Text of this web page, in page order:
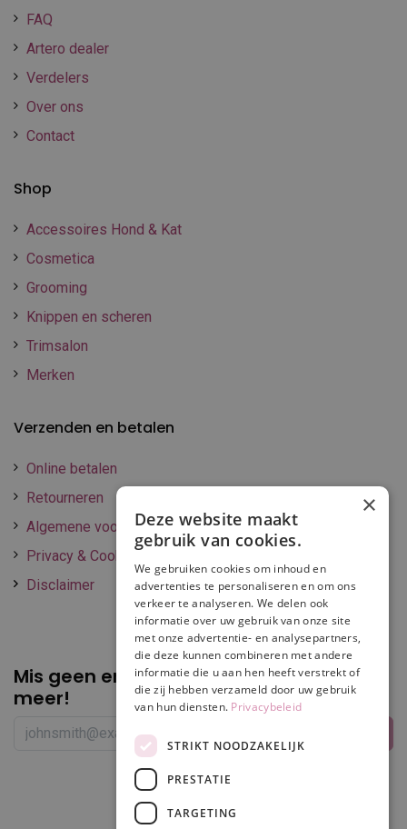
FAQ
Artero dealer
Verdelers
Over ons
Contact
Shop
Accessoires Hond & Kat
Cosmetica
Grooming
Knippen en scheren
Trimsalon
Merken
Verzenden en betalen
Online betalen
Retourneren
Algemene voorwaarden
Privacy & Cookie policy
Disclaimer
Mis geen enkelepromotie of korting
meer!
×
Deze website maakt
gebruik van cookies.
We gebruiken cookies om inhoud en
advertenties te personaliseren en om ons
verkeer te analyseren. We delen ook
informatie over uw gebruik van onze site
met onze advertentie- en analysepartners,
die deze kunnen combineren met andere
informatie die u aan hen heeft verstrekt of
die zij hebben verzameld door uw gebruik
van hun diensten. Privacybeleid
STRIKT NOODZAKELIJK
PRESTATIE
TARGETING